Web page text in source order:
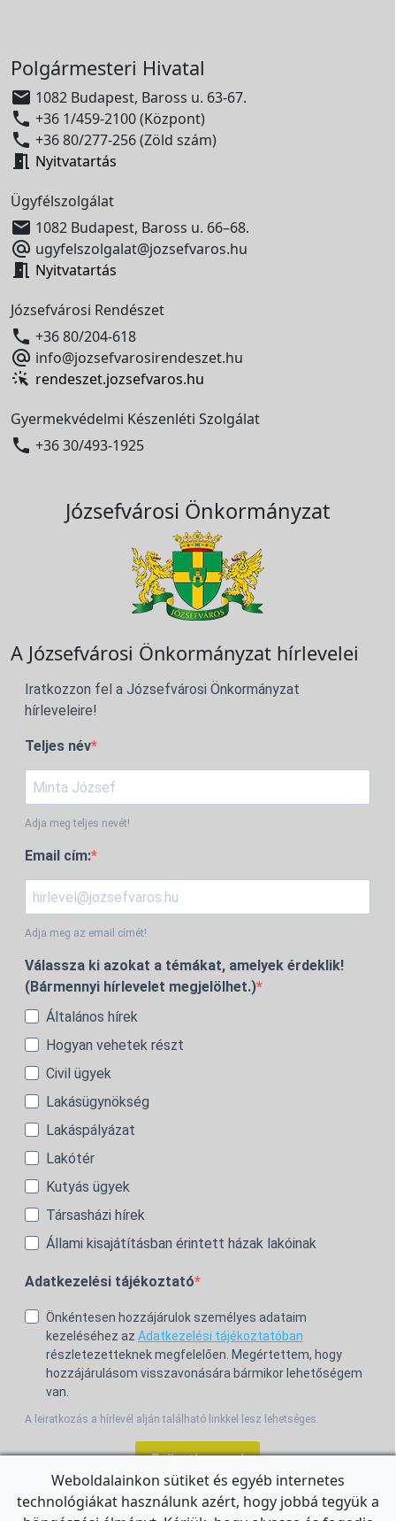
Polgármesteri Hivatal
 1082 Budapest, Baross u. 63-67.
 +36 1/459-2100 (Központ)
 +36 80/277-256 (Zöld szám)
 Nyitvatartás
Ügyfélszolgálat
 1082 Budapest, Baross u. 66–68.
 ugyfelszolgalat@jozsefvaros.hu
 Nyitvatartás
Józsefvárosi Rendészet
 +36 80/204-618
 info@jozsefvarosirendeszet.hu
rendeszet.jozsefvaros.hu
Gyermekvédelmi Készenléti Szolgálat
 +36 30/493-1925
Józsefvárosi Önkormányzat
A Józsefvárosi Önkormányzat hírlevelei
Iratkozzon fel a Józsefvárosi Önkormányzat
hírleveleire!
Teljes név
Adja meg teljes nevét!
Email cím:
Adja meg az email címét!
Válassza ki azokat a témákat, amelyek érdeklik!
(Bármennyi hírlevelet megjelölhet.)
Általános hírek
Hogyan vehetek részt
Civil ügyek
Lakásügynökség
Lakáspályázat
Lakótér
Kutyás ügyek
Társasházi hírek
Állami kisajátításban érintett házak lakóinak
Adatkezelési tájékoztató
Önkéntesen hozzájárulok személyes adataim
kezeléséhez az Adatkezelési tájékoztatóban
részletezetteknek megfelelően. Megértettem, hogy
hozzájárulásom visszavonására bármikor lehetőségem
van.
A leiratkozás a hírlevél alján található linkkel lesz lehetséges.
Feliratkozom!
Weboldalainkon sütiket és egyéb internetes
technológiákat használunk azért, hogy jobbá tegyük a